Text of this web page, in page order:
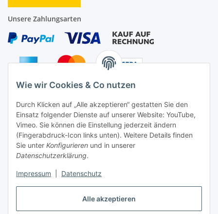
Alle akzeptieren
Wie wir Cookies & Co nutzen
Durch Klicken auf „Alle akzeptieren“ gestatten Sie den
Einsatz folgender Dienste auf unserer Website: YouTube,
Vimeo. Sie können die Einstellung jederzeit ändern
(Fingerabdruck-Icon links unten). Weitere Details finden
Sie unter Konfigurieren und in unserer
Datenschutzerklärung.
Impressum Datenschutz
Unsere Zahlungsarten
Ein Partnershop der
Vertrag widerrufen